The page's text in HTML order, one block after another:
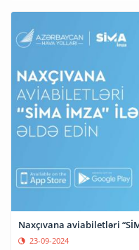
Naxçıvana aviabiletləri
23-09-2024